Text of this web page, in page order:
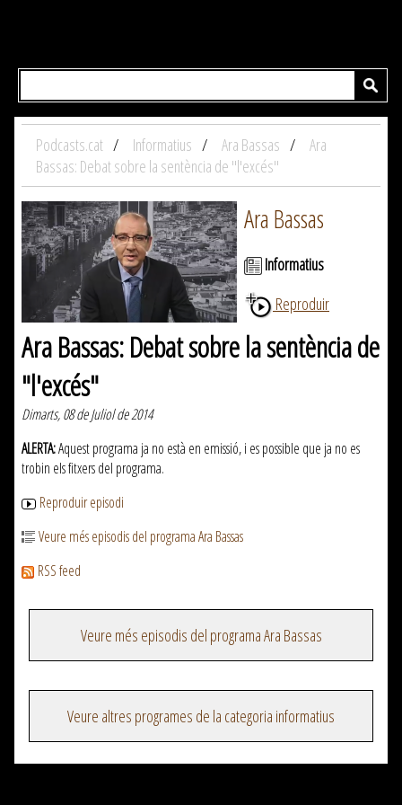
Podcasts.cat Informatius Ara Bassas
Ara
Bassas: Debat sobre la sentència de "l'excés"
Ara Bassas
Informatius
Reproduir
Ara Bassas: Debat sobre la sentència de
"l'excés"
Dimarts, 08 de Juliol de 2014
ALERTA:Aquest programa ja no està en emissió, i es possible que ja no es
trobin els fitxers del programa.
Reproduir episodi
Veure més episodis del programa Ara Bassas
RSS feed
Veure més episodis del programa Ara Bassas
Veure altres programes de la categoria informatius